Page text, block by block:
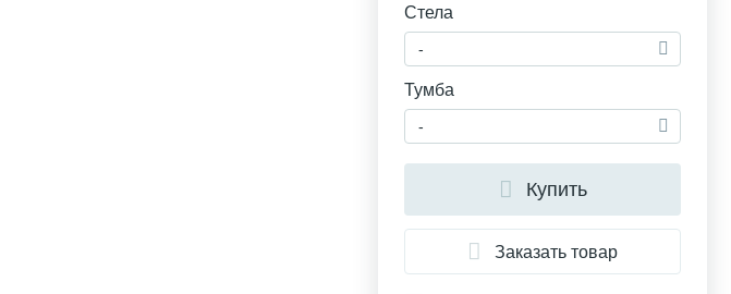
Стела
-
Тумба
-
Купить
Заказать товар